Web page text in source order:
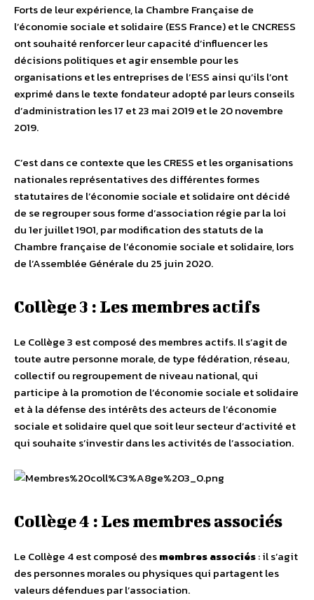
Forts de leur expérience, la Chambre Française de
l’économie sociale et solidaire (ESS France) et le CNCRESS
ont souhaité renforcer leur capacité d’influencer les
décisions politiques et agir ensemble pour les
organisations et les entreprises de l’ESS ainsi qu’ils l’ont
exprimé dans le texte fondateur adopté par leurs conseils
d’administration les 17 et 23 mai 2019 et le 20 novembre
2019.
C’est dans ce contexte que les CRESS et les organisations
nationales représentatives des différentes formes
statutaires de l’économie sociale et solidaire ont décidé
de se regrouper sous forme d’association régie par la loi
du 1er juillet 1901, par modification des statuts de la
Chambre française de l’économie sociale et solidaire, lors
de l’Assemblée Générale du 25 juin 2020.
Collège 3 : Les membres actifs
Le Collège 3 est composé des membres actifs. Il s’agit de
toute autre personne morale, de type fédération, réseau,
collectif ou regroupement de niveau national, qui
participe à la promotion de l’économie sociale et solidaire
et à la défense des intérêts des acteurs de l’économie
sociale et solidaire quel que soit leur secteur d’activité et
qui souhaite s’investir dans les activités de l’association.
Collège 4 : Les membres associés
Le Collège 4 est composé desmembres associés: il s’agit
des personnes morales ou physiques qui partagent les
valeurs défendues par l’association.